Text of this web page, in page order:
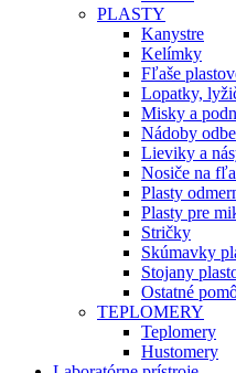
PLASTY
Kanystre
Kelímky
Fľaše
Lopatky,
Misky a
Nádoby
Lieviky a
Nosiče na
Plasty
Plasty pre
Stričky
Skúmavky
Stojany
Ostatné
TEPLOMERY
Teplomery
Hustomery